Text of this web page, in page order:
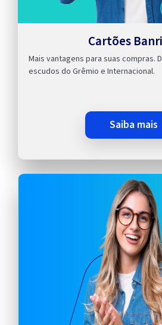
Cartões
Mais vantagens para suas compras.
escudos do Grêmio e Internacional.
saiba mais